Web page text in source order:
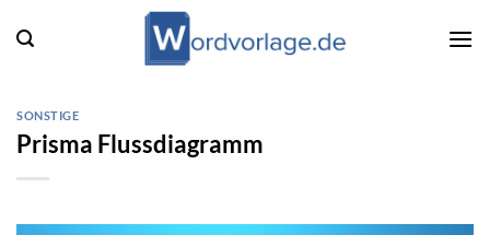
Inhalt
SONSTIGE
Prisma Flussdiagramm